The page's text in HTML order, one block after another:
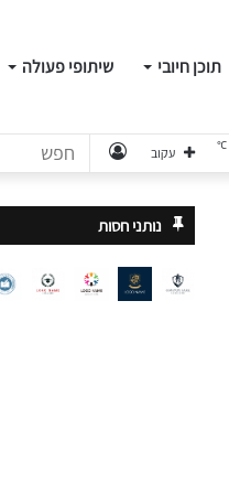
תוכן חיובי שיתופי פעולה
התחבר עקוב ℃
נותני חסות